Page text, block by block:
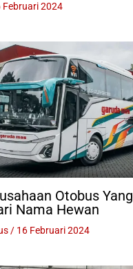
Februari 2024
Otobus Yang
Nama Hewan
/ 16 Februari 2024